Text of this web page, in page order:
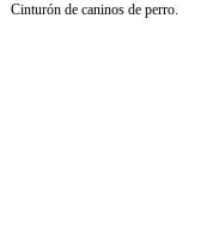
Cinturón de caninos de perro.